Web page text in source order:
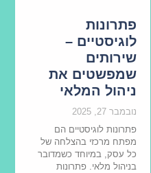
פתרונות
לוגיסטיים –
שירותים
שמפשטים את
ניהול המלאי
נובמבר 27, 2025
פתרונות לוגיסטיים הם
מפתח מרכזי בהצלחה של
כל עסק, במיוחד כשמדובר
בניהול מלאי. פתרונות